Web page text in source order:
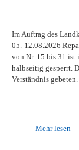
Im Auftrag des
05.-12.08.2026
von Nr. 15 bis 31 ist
halbseitig gesperrt.
Verständnis gebeten.
Mehr lesen